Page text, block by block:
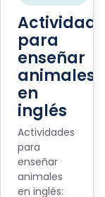
Actividades
para
enseñar
animales
en
inglés
Actividades
para
enseñar
animales
en inglés: